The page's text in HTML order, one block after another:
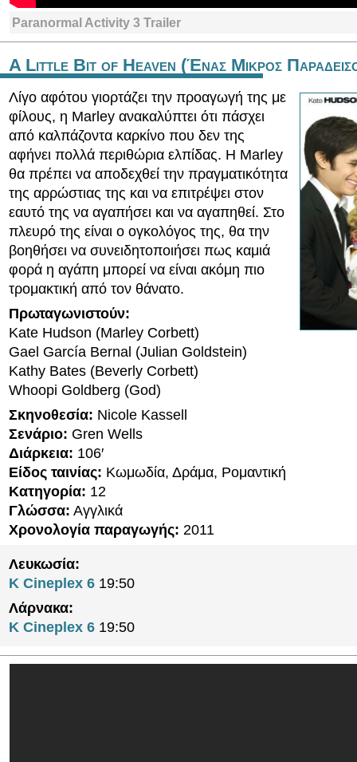
Paranormal Activity 3 Trailer
A Little Bit of Heaven (Ένας Μικρος
Λίγο αφότου γιορτάζει την προαγωγή της με
φίλους, η Marley ανακαλύπτει ότι πάσχει
από καλπάζοντα καρκίνο που δεν της
αφήνει πολλά περιθώρια ελπίδας. Η Marley
θα πρέπει να αποδεχθεί την πραγματικότητα
της αρρώστιας της και να επιτρέψει στον
εαυτό της να αγαπήσει και να αγαπηθεί. Στο
πλευρό της είναι ο ογκολόγος της, θα την
βοηθήσει να συνειδητοποιήσει πως καμιά
φορά η αγάπη μπορεί να είναι ακόμη πιο
τρομακτική από τον θάνατο.
Πρωταγωνιστούν:
Kate Hudson (Marley Corbett)
Gael García Bernal (Julian Goldstein)
Kathy Bates (Beverly Corbett)
Whoopi Goldberg (God)
Σκηνοθεσία: Nicole Kassell
Σενάριο: Gren Wells
Διάρκεια: 106′
Είδος ταινίας: Κωμωδία, Δράμα, Ρομαντική
Κατηγορία: 12
Γλώσσα: Αγγλικά
Χρονολογία παραγωγής: 2011
Λευκωσία:
K Cineplex 6 19:50
Λάρνακα:
K Cineplex 6 19:50